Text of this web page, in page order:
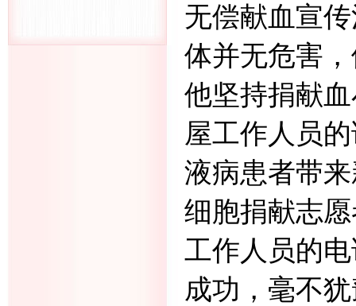
无偿献血宣
体并无危害
他坚持捐献
屋工作人员
液病患者带
细胞捐献志
工作人员的
成功，毫不